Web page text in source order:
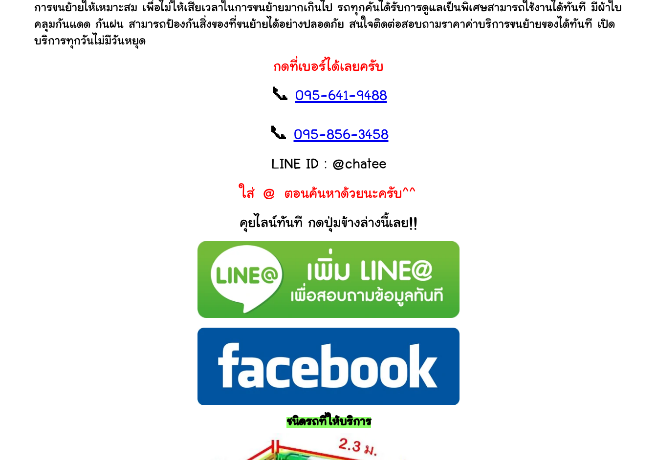
การขนย้ายให้เหมาะสม เพื่อไม่ให้เสียเวลาในการขนย้ายมากเกินไป รถทุกคันได้รับการดูแลเป็นพิเศษสามารถใช้งานได้ทันที มีผ้าใบ
คลุมกันแดด กันฝน สามารถป้องกันสิ่งของที่ขนย้ายได้อย่างปลอดภัย สนใจติดต่อสอบถามราคาค่าบริการขนย้ายของได้ทันที เปิด
บริการทุกวันไม่มีวันหยุด
กดที่เบอร์ได้เลยครับ
📞 095-641-9488
📞 095-856-3458
LINE ID : @chatee
ใส่ @ ตอนค้นหาด้วยนะครับ^^
คุยไลน์ทันที กดปุ่มข้างล่างนี้เลย!!
ชนิดรถที่ให้บริการ